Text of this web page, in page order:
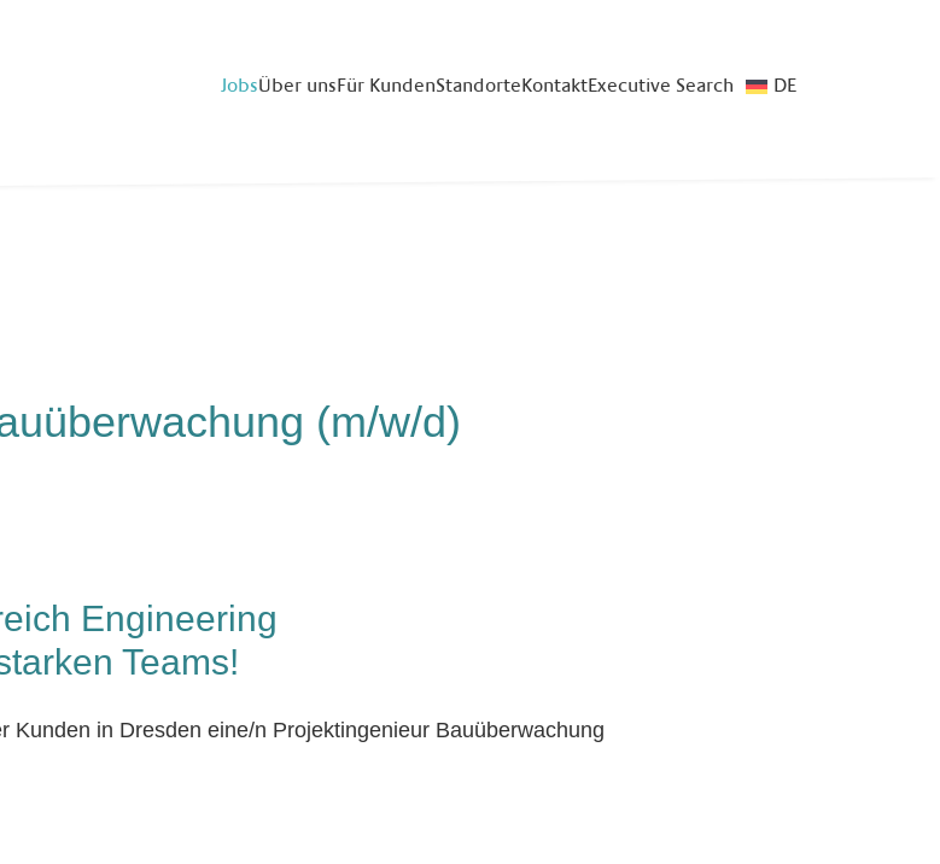
JobsÜber unsFür KundenStandorteKontaktExecutive Search DE
(m/w/d)
Engineering
Teams!
Kunden in Dresden eine/n Projektingenieur Bauüberwachung